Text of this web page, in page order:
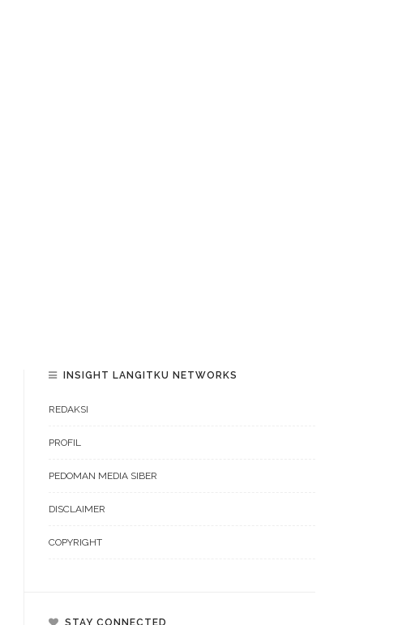
INSIGHT LANGITKU NETWORKS
REDAKSI
PROFIL
PEDOMAN MEDIA SIBER
DISCLAIMER
COPYRIGHT
STAY CONNECTED